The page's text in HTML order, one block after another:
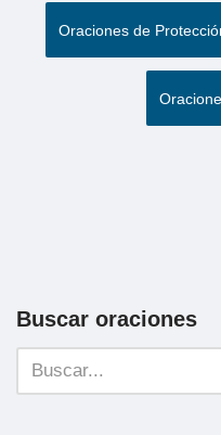
Oraciones de
Buscar oraciones